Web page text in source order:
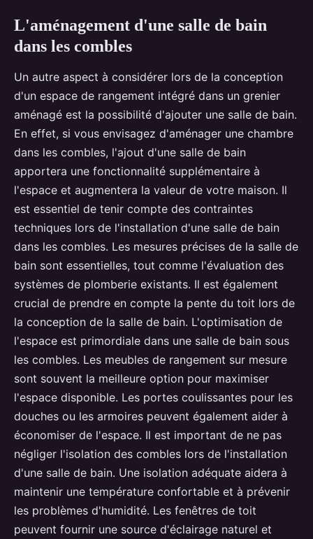
L'aménagement d'une salle de bain
dans les combles
Un autre aspect à considérer lors de la conception
d'un espace de rangement intégré dans un grenier
aménagé est la possibilité d'ajouter une salle de bain.
En effet, si vous envisagez d'aménager une chambre
dans les combles, l'ajout d'une salle de bain
apportera une fonctionnalité supplémentaire à
l'espace et augmentera la valeur de votre maison. Il
est essentiel de tenir compte des contraintes
techniques lors de l'installation d'une salle de bain
dans les combles. Les mesures précises de la salle de
bain sont essentielles, tout comme l'évaluation des
systèmes de plomberie existants. Il est également
crucial de prendre en compte la pente du toit lors de
la conception de la salle de bain. L'optimisation de
l'espace est primordiale dans une salle de bain sous
les combles. Les meubles de rangement sur mesure
sont souvent la meilleure option pour maximiser
l'espace disponible. Les portes coulissantes pour les
douches ou les armoires peuvent également aider à
économiser de l'espace. Il est important de ne pas
négliger l'isolation des combles lors de l'installation
d'une salle de bain. Une isolation adéquate aidera à
maintenir une température confortable et à prévenir
les problèmes d'humidité. Les fenêtres de toit
peuvent fournir une source d'éclairage naturel et